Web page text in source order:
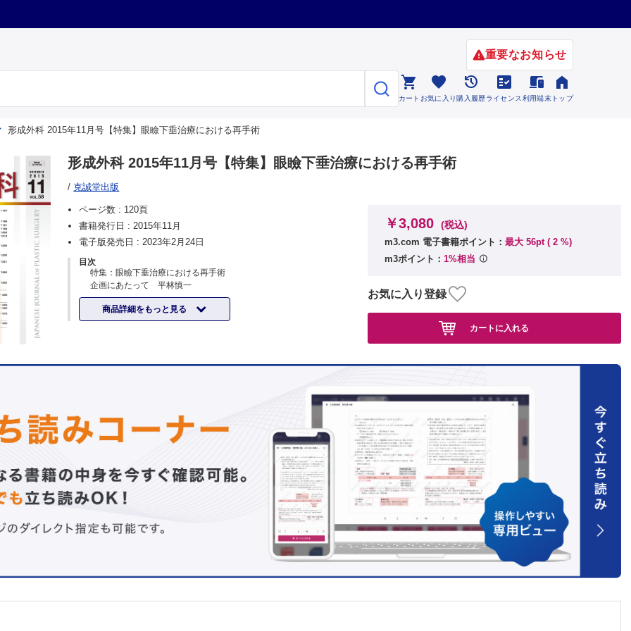
重要なお知らせ

カート

お気に入り

購入履歴

ライセンス

利用端末

トップ
形成外科 2015年11月号【特集】眼瞼下垂治療における再手術
形成外科 2015年11月号【特集】眼瞼下垂治療における再手術
/克誠堂出版
ページ数 : 120頁
書籍発行日 :2015年11月
電子版発売日 :2023年2月24日
目次
特集：眼瞼下垂治療における再手術
企画にあたって 平林慎一
眼瞼下垂症術後変形の治療 野平久仁彦ほか
加齢性眼瞼下垂症に対する再手術症例の検討 落合博子ほか
術後開瞼不良例に対する再手術の要点 田邉裕美ほか
眼瞼形成術後整容的改善手法としての眼瞼下垂手術 湯田竜司ほ
連載：形成外科NEXT─次世代の本音─
形成外科のこれから 宮脇剛司
原著
単回使用陰圧創傷治療システムを用いた局所陰圧閉鎖療法 柴
田 大ほか
フェイスリフト術後のpixie ear deformityの1例 小室裕造ほか
被髪頭部に発生した基底細胞癌の5例 上田実幸ほか
1歳男児の下顎に発生したcentral giant cell granulomaの1例 千田
工夫
商品詳細をもっと見る
￥3,080 (税込)
m3.com 電子書籍ポイント： 最大 56pt ( 2 %)
m3ポイント： 1%相当
お気に入り登録
カートに入れる